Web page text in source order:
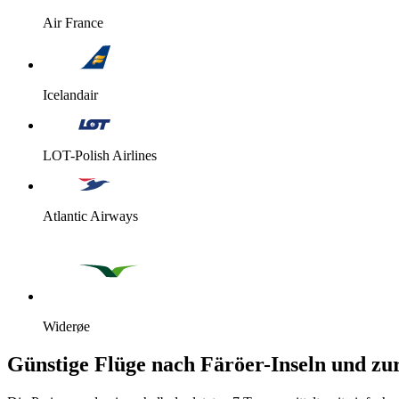
Air France
Icelandair
LOT-Polish Airlines
Atlantic Airways
Widerøe
Günstige Flüge nach Färöer-Inseln und